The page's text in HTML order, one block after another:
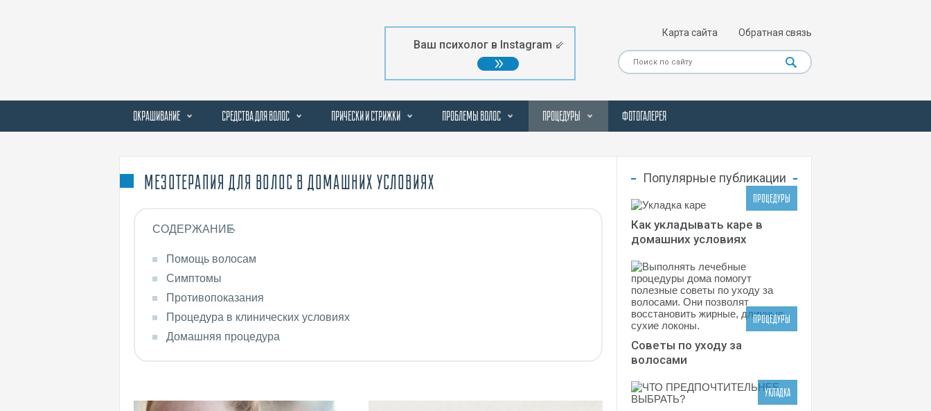
Ваш психолог в Instagram ⇙
Карта сайта Обратная связь
ОКРАШИВАНИЕ СРЕДСТВА ДЛЯ ВОЛОС ПРИЧЕСКИ И СТРИЖКИ ПРОБЛЕМЫ ВОЛОС ПРОЦЕДУРЫ ФОТОГАЛЕРЕЯ
МЕЗОТЕРАПИЯ ДЛЯ ВОЛОС В ДОМАШНИХ УСЛОВИЯХ
СОДЕРЖАНИЕ
Помощь волосам
Симптомы
Противопоказания
Процедура в клинических условиях
Домашняя процедура
Популярные публикации
ПРОЦЕДУРЫ
Как укладывать каре в
домашних условиях
ПРОЦЕДУРЫ
Советы по уходу за
волосами
УКЛАДКА